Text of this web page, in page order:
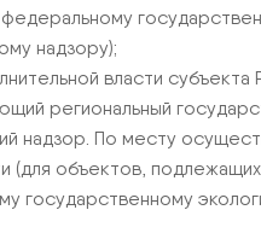
надзору);
власти субъекта
региональный
надзор. По месту
(для объектов, подлежащих
государственному